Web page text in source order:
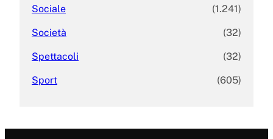
Sociale (1.241)
Società (32)
Spettacoli (32)
Sport (605)